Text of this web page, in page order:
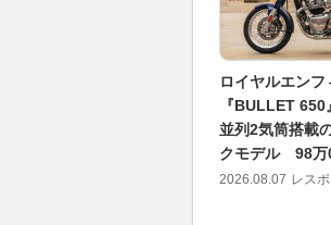
ロイヤルエンフ
『BULLET
並列2気筒搭載
クモデル 98万
2026.08.07 レス